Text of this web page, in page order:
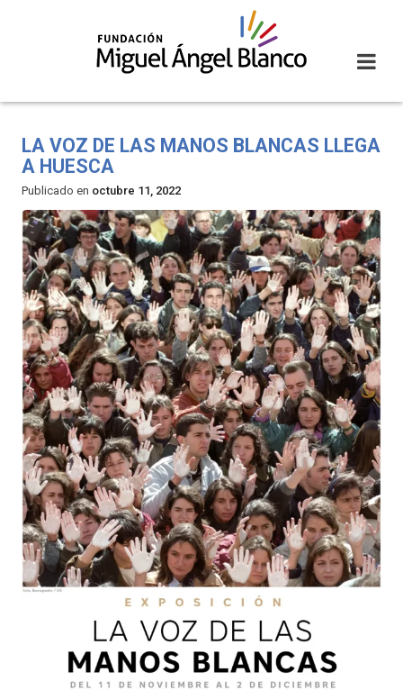
LA VOZ DE LAS MANOS BLANCAS LLEGA
A HUESCA
Publicado en octubre 11, 2022